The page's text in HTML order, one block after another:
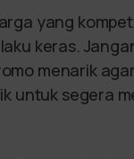
yang
keras.
menarik
untuk segera